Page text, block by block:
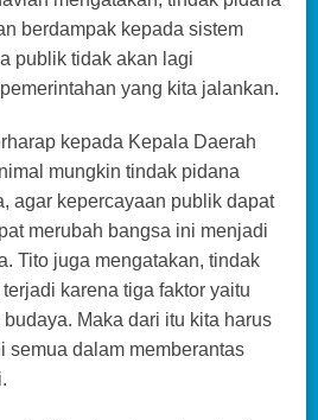
berdampak kepada sistem
publik tidak akan lagi
yang kita jalankan.
kepada Kepala Daerah
mungkin tindak pidana
agar kepercayaan publik dapat
merubah bangsa ini menjadi
Tito juga mengatakan, tindak
karena tiga faktor yaitu
Maka dari itu kita harus
semua dalam memberantas